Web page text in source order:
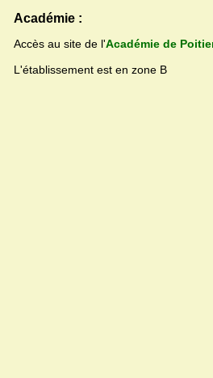
Académie :
Accès au site de l'Académie de
L'établissement est en zone B